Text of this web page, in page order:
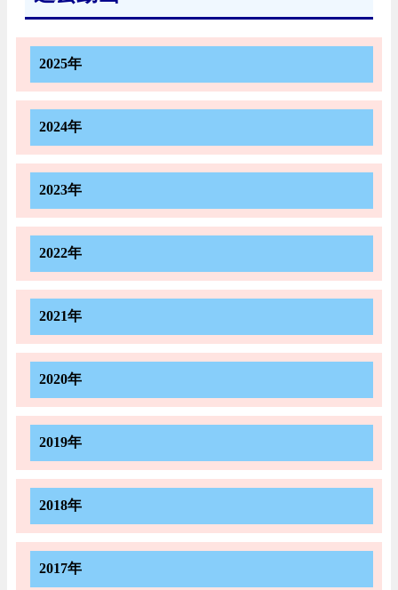
2025年
2024年
2023年
2022年
2021年
2020年
2019年
2018年
2017年